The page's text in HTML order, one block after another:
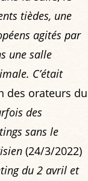
tièdes, une
agités par
une salle
C’était
des orateurs du
des
sans le
(24/3/2022)
du 2 avril et